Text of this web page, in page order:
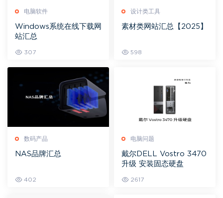
电脑软件
Windows系统在线下载网
站汇总
307
设计类工具
素材类网站汇总【2025】
598
数码产品
NAS品牌汇总
402
电脑问题
戴尔DELL Vostro 3470
升级 安装固态硬盘
2617